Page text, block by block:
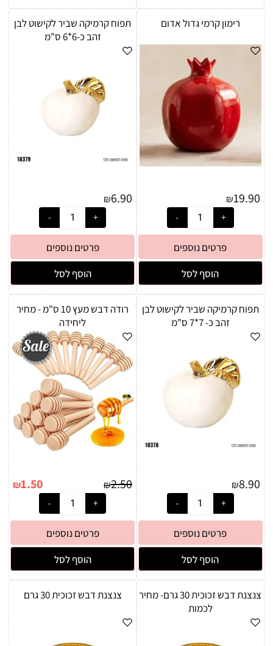
רימון קרמי גדול אדום
₪19.90
פרטים נוספים
הוסף לסל
תפוח קרמיקה שביר לקישוט לבן
זהב כ-6*6 ס"מ
₪6.90
פרטים נוספים
הוסף לסל
תפוח קרמיקה שביר לקישוט לבן
זהב כ- 7*7 ס"מ
₪8.90
פרטים נוספים
הוסף לסל
רודה דבש מעץ 10 ס"מ - מחיר
ליחידה
₪2.50
₪1.50
פרטים נוספים
הוסף לסל
צנצנת דבש זכוכית 30 גרם- מחיר
לכמות
צנצנת דבש זכוכית 30 גרם